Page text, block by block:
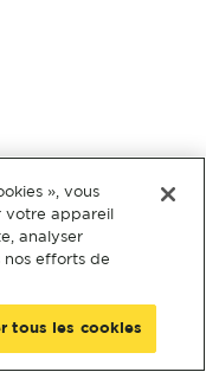
», vous
votre appareil
analyser
nos efforts de
tous les cookies